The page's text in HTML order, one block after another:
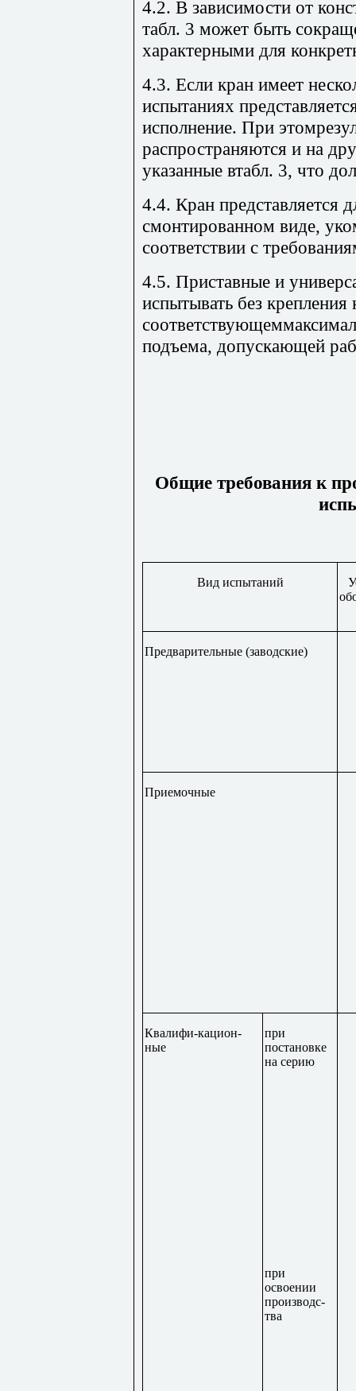
4.2. В зависимости от
табл. 3 может быть
характерными для
4.3. Если кран имеет
испытаниях
исполнение. При
распространяются и на
указанные втабл. 3, что
4.4. Кран представляется
смонтированном виде,
соответствии с
4.5. Приставные и
испытывать без
подъема, допускающей
Общие требования к
Вид испытаний
Предварительные (заводские)
Приемочные
Квалифи-кацион-
ные
при
постановке
на серию
при
освоении
производс-
тва